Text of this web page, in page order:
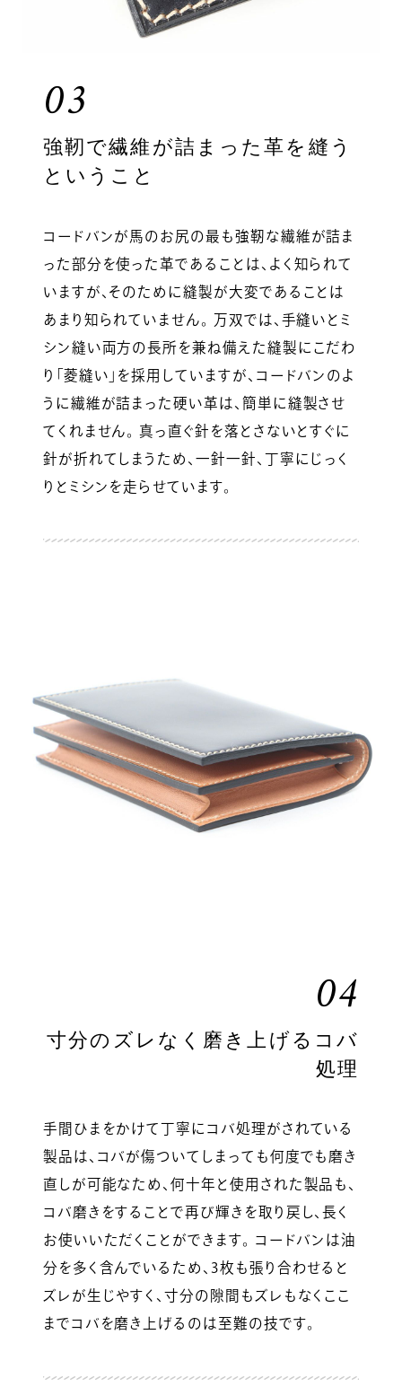
03
強靭で繊維が詰まった革を縫う
ということ
コードバンが馬のお尻の最も強靭な繊維が詰ま
った部分を使った革であることは、よく知られて
いますが、そのために縫製が大変であることは
あまり知られていません。 万双では、手縫いとミ
シン縫い両方の長所を兼ね備えた縫製にこだわ
り「菱縫い」を採用していますが、コードバンのよ
うに繊維が詰まった硬い革は、簡単に縫製させ
てくれません。 真っ直ぐ針を落とさないとすぐに
針が折れてしまうため、一針一針、丁寧にじっく
りとミシンを走らせています。
04
寸分のズレなく磨き上げるコバ
処理
手間ひまをかけて丁寧にコバ処理がされている
製品は、コバが傷ついてしまっても何度でも磨き
直しが可能なため、何十年と使用された製品も、
コバ磨きをすることで再び輝きを取り戻し、長く
お使いいただくことができます。 コードバンは油
分を多く含んでいるため、3枚も張り合わせると
ズレが生じやすく、寸分の隙間もズレもなくここ
までコバを磨き上げるのは至難の技です。